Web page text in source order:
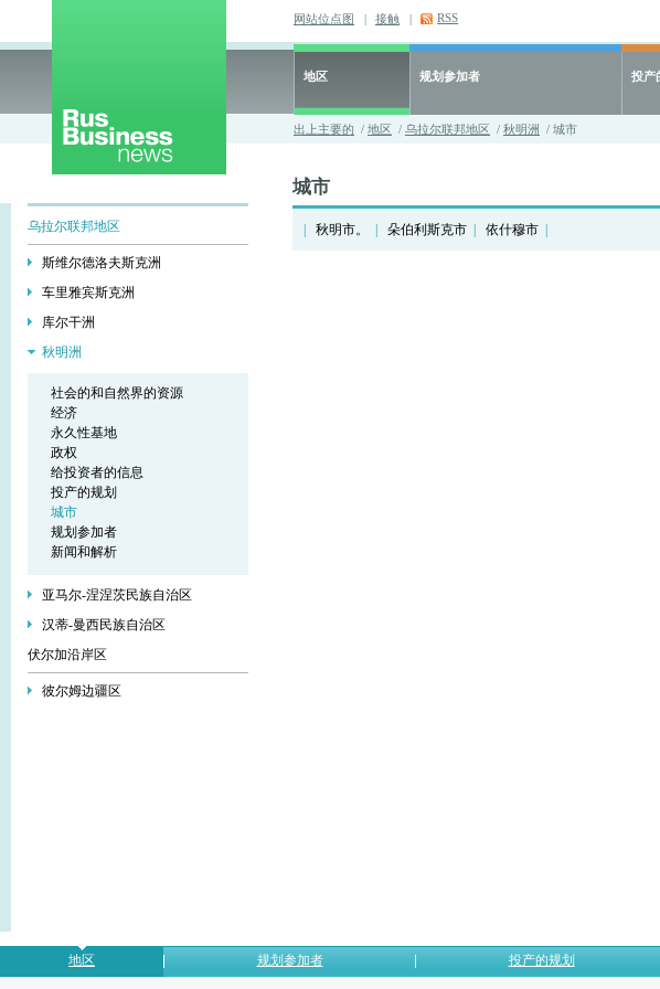
网站位点图 | 接触 | RSS
地区 规划参加者 投产
出上主要的 / 地区 / 乌拉尔联邦地区 / 秋明洲 / 城市
乌拉尔联邦地区
斯维尔德洛夫斯克洲
车里雅宾斯克洲
库尔干洲
秋明洲
社会的和自然界的资源
经济
永久性基地
政权
给投资者的信息
投产的规划
城市
规划参加者
新闻和解析
亚马尔-涅涅茨民族自治区
汉蒂-曼西民族自治区
伏尔加沿岸区
彼尔姆边疆区
城市
秋明市。 朵伯利斯克市 依什穆市
地区 规划参加者 投产的规划